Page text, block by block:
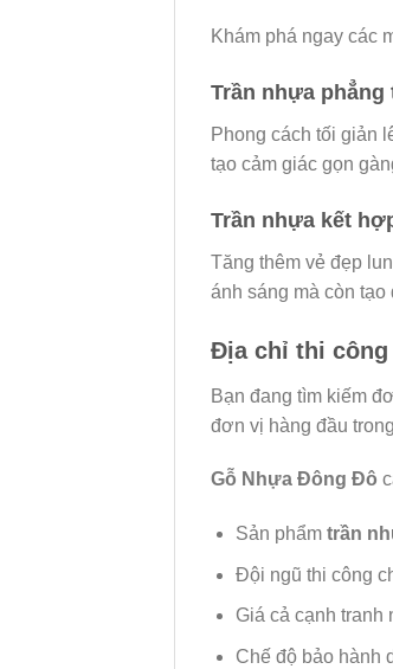
Khám phá ngay các
Trần nhựa phẳng
Phong cách tối giản
tạo cảm giác gọn
Trần nhựa kết
Tăng thêm vẻ đẹp
ánh sáng mà còn
Địa chỉ thi công
Bạn đang tìm kiếm
đơn vị hàng đầu
Gỗ Nhựa Đông Đô
Sản phẩm trần
Đội ngũ thi công
Giá cả cạnh tranh
Chế độ bảo hành